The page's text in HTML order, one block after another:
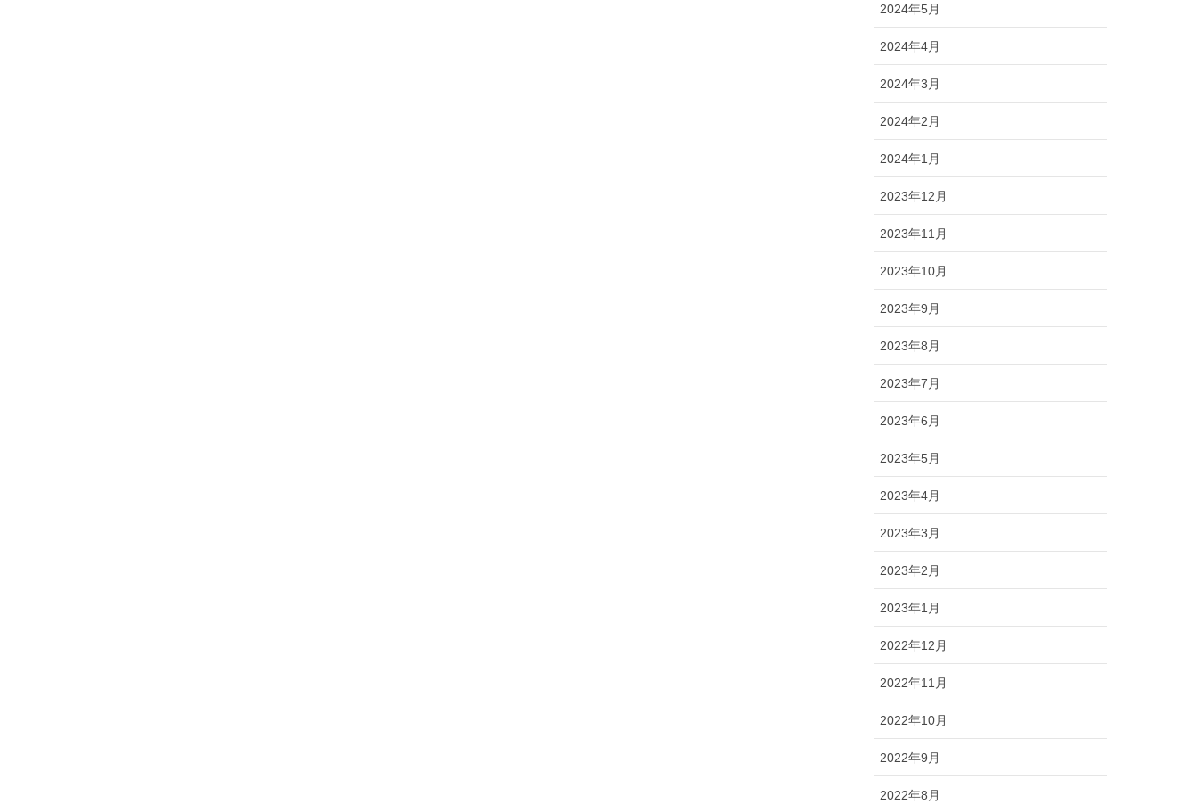
2024年5月
2024年4月
2024年3月
2024年2月
2024年1月
2023年12月
2023年11月
2023年10月
2023年9月
2023年8月
2023年7月
2023年6月
2023年5月
2023年4月
2023年3月
2023年2月
2023年1月
2022年12月
2022年11月
2022年10月
2022年9月
2022年8月